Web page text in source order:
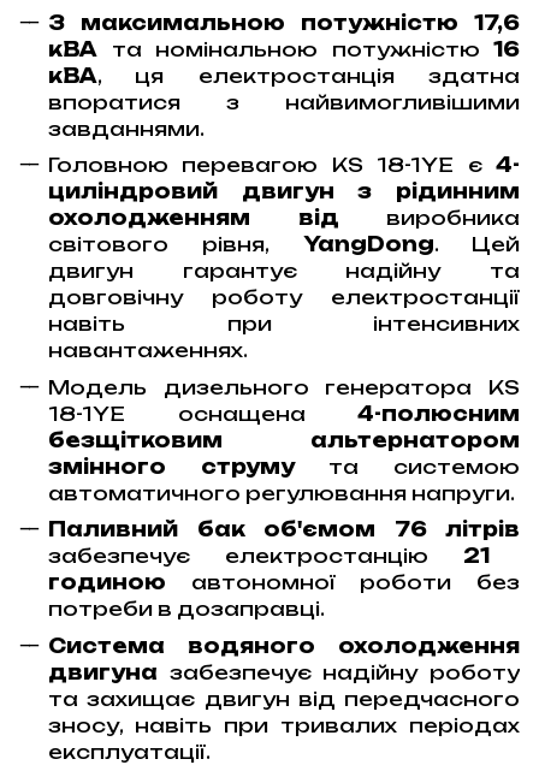
З максимальною потужністю 17,6
кВА та номінальною потужністю 16
кВА, ця електростанція здатна
впоратися з найвимогливішими
завданнями.
Головною перевагою KS 18-1YE є 4-
циліндровий двигун з рідинним
охолодженням від виробника
світового рівня, YangDong. Цей
двигун гарантує надійну та
довговічну роботу електростанції
навіть при інтенсивних
навантаженнях.
Модель дизельного генератора KS
18-1YE оснащена 4-полюсним
безщітковим альтернатором
змінного струмута системою
автоматичного регулювання напруги.
Паливний бак об'ємом 76 літрів
забезпечує електростанцію 21
годиною автономної роботи без
потреби в дозаправці.
Система водяного охолодження
двигуна забезпечує надійну роботу
та захищає двигун від передчасного
зносу, навіть при тривалих періодах
експлуатації.